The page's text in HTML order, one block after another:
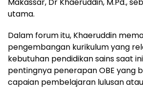
utama.
Dalam forum itu, Khaeruddin
pengembangan kurikulum yang
kebutuhan pendidikan sains saat
pentingnya penerapan OBE yang
capaian pembelajaran lulusan atau